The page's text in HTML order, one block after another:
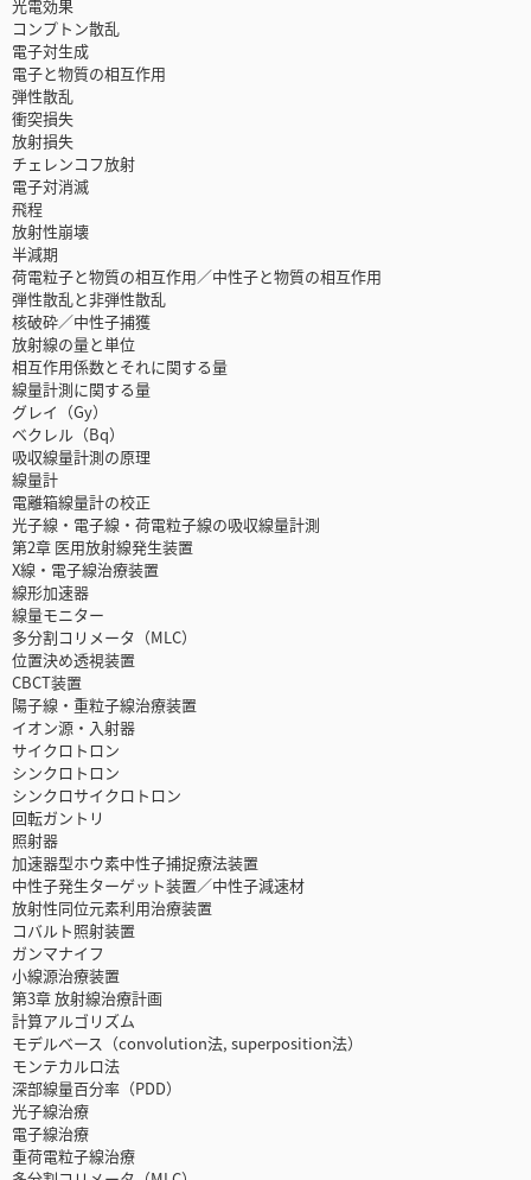
光電効果
コンプトン散乱
電子対生成
電子と物質の相互作用
弾性散乱
衝突損失
放射損失
チェレンコフ放射
電子対消滅
飛程
放射性崩壊
半減期
荷電粒子と物質の相互作用／中性子と物質の相互作用
弾性散乱と非弾性散乱
核破砕／中性子捕獲
放射線の量と単位
相互作用係数とそれに関する量
線量計測に関する量
グレイ（Gy）
ベクレル（Bq）
吸収線量計測の原理
線量計
電離箱線量計の校正
光子線・電子線・荷電粒子線の吸収線量計測
第2章 医用放射線発生装置
X線・電子線治療装置
線形加速器
線量モニター
多分割コリメータ（MLC）
位置決め透視装置
CBCT装置
陽子線・重粒子線治療装置
イオン源・入射器
サイクロトロン
シンクロトロン
シンクロサイクロトロン
回転ガントリ
照射器
加速器型ホウ素中性子捕捉療法装置
中性子発生ターゲット装置／中性子減速材
放射性同位元素利用治療装置
コバルト照射装置
ガンマナイフ
小線源治療装置
第3章 放射線治療計画
計算アルゴリズム
モデルベース（convolution法, superposition法）
モンテカルロ法
深部線量百分率（PDD）
光子線治療
電子線治療
重荷電粒子線治療